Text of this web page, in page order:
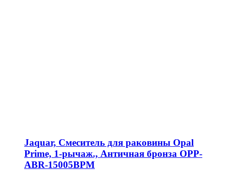
Jaquar, Смеситель для раковины Opal
Prime, 1-рычаж., Античная бронза OPP-
ABR-15005BPM